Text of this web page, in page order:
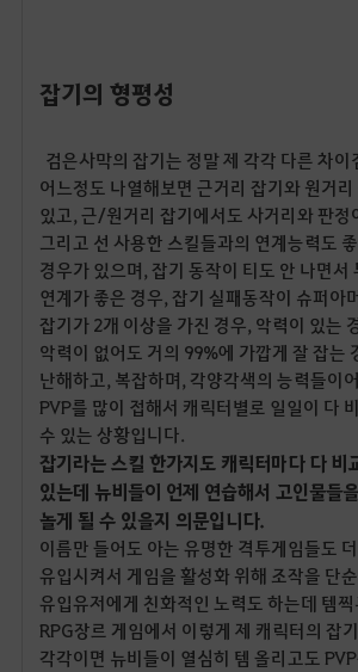
잡기의 형평성
검은사막의 잡기는 정말 제 각각 다른 차
어느정도 나열해보면 근거리 잡기와 원거
있고, 근/원거리 잡기에서도 사거리와 판정
그리고 선 사용한 스킬들과의 연계능력도
경우가 있으며, 잡기 동작이 티도 안 나면서
연계가 좋은 경우, 잡기 실패동작이 슈퍼아
잡기가 2개 이상을 가진 경우, 악력이 있는
악력이 없어도 거의 99%에 가깝게 잘 잡는
난해하고, 복잡하며, 각양각색의 능력들이
PVP를 많이 접해서 캐릭터별로 일일이 다
수 있는 상황입니다.
잡기라는 스킬 한가지도 캐릭터마다 다 비
있는데 뉴비들이 언제 연습해서 고인물들
놀게 될 수 있을지 의문입니다.
이름만 들어도 아는 유명한 격투게임들도
유입시켜서 게임을 활성화 위해 조작을 단
유입유저에게 친화적인 노력도 하는데 템
RPG장르 게임에서 이렇게 제 캐릭터의 잡
각각이면 뉴비들이 열심히 템 올리고도